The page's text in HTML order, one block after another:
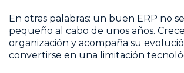
En otras palabras: un buen ERP no
pequeño al cabo de unos años.
organización y acompaña su
convertirse en una limitación